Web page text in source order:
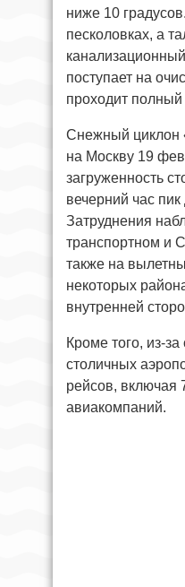
ниже 10
песколовках, а
поступает на
проходит полный
Снежный циклон
на Москву 19
загруженность
вечерний час
Затруднения
транспортном и
также на
некоторых
внутренней
Кроме того, из-за
столичных
рейсов, включая
авиакомпаний.